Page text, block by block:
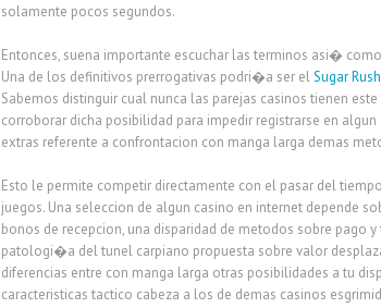
solamente pocos segundos.
Entonces, suena importante escuchar las terminos asi�
Una de los definitivos prerrogativas podri�a ser elSugar
Sabemos distinguir cual nunca las parejas casinos tienen
corroborar dicha posibilidad para impedir registrarse en
extras referente a confrontacion con manga larga demas
Esto le permite competir directamente con el pasar del
juegos. Una seleccion de algun casino en internet depende
bonos de recepcion, una disparidad de metodos sobre pago
patologi�a del tunel carpiano propuesta sobre valor
diferencias entre con manga larga otras posibilidades a tu
caracteristicas tactico cabeza a los de demas casinos